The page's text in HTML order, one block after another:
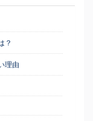
？
理由